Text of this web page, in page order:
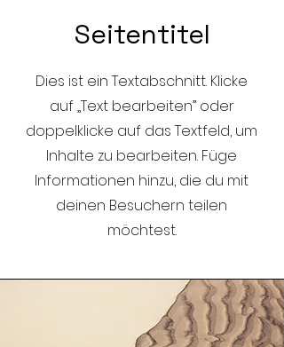
Seitentitel
Dies ist ein Textabschnitt. Klicke
auf „Text bearbeiten” oder
doppelklicke auf das Textfeld, um
Inhalte zu bearbeiten. Füge
Informationen hinzu, die du mit
deinen Besuchern teilen
möchtest.